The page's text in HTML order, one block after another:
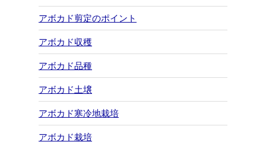
アボカド剪定のポイント
アボカド収穫
アボカド品種
アボカド土壌
アボカド寒冷地栽培
アボカド栽培